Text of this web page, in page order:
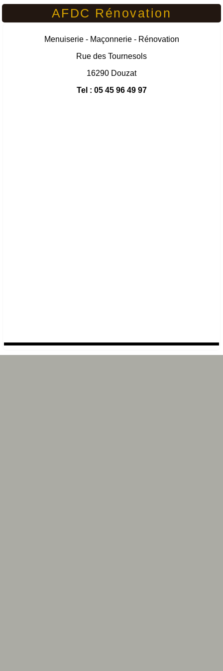
AFDC Rénovation
Menuiserie - Maçonnerie - Rénovation
Rue des Tournesols
16290 Douzat
Tel : 05 45 96 49 97